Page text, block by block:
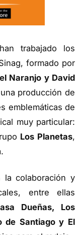
trabajado los
formado por
Naranjo y David
producción de
emblemáticas de
muy particular:
Los Planetas,
la colaboración y
entre ellas
Dueñas, Los
de Santiago y El